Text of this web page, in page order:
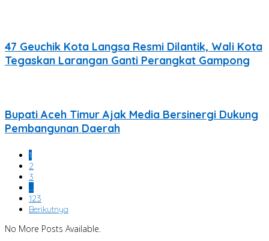
47 Geuchik Kota Langsa Resmi Dilantik, Wali Kota
Tegaskan Larangan Ganti Perangkat Gampong
Bupati Aceh Timur Ajak Media Bersinergi Dukung
Pembangunan Daerah
1
2
3
123
Berikutnya
No More Posts Available.